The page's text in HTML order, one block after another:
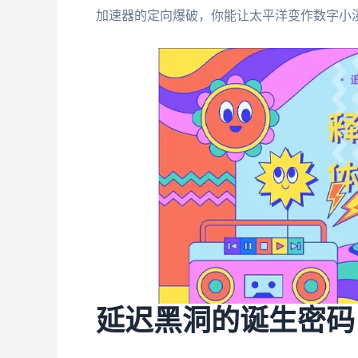
加速器的定向爆破，你能让太平洋变作数字小
延迟黑洞的诞生密码